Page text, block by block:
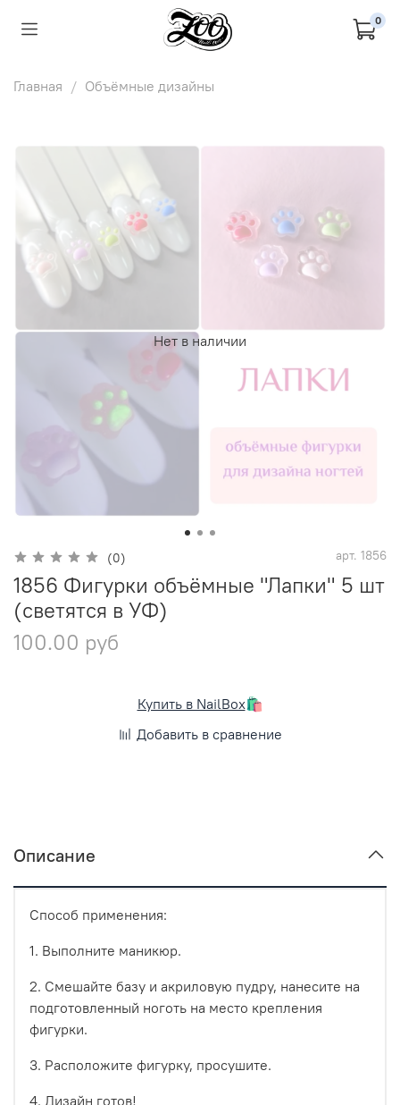
0
Главная Объёмные дизайны
Нет в наличии
(0) арт. 1856
1856 Фигурки объёмные "Лапки" 5 шт
(светятся в УФ)
100.00 руб
Купить в NailBox🛍️
Добавить в сравнение
Описание
Способ применения:
1. Выполните маникюр.
2. Смешайте базу и акриловую пудру, нанесите на
подготовленный ноготь на место крепления
фигурки.
3. Расположите фигурку, просушите.
4. Дизайн готов!